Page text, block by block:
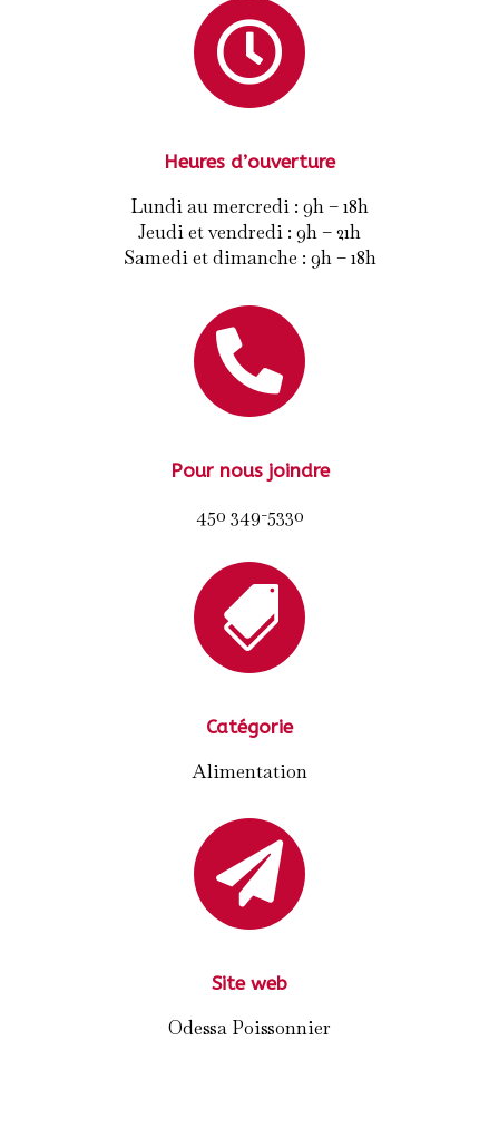

Heures d’ouverture
Lundi au mercredi : 9h – 18h
Jeudi et vendredi : 9h – 21h
Samedi et dimanche : 9h – 18h

Pour nous joindre
450 349-5330

Catégorie
Alimentation

Site web
Odessa Poissonnier